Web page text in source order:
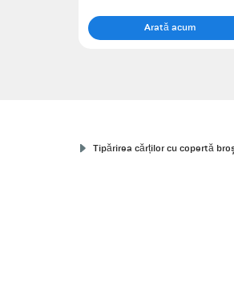
Arată acum
Tipărirea cărților cu copertă